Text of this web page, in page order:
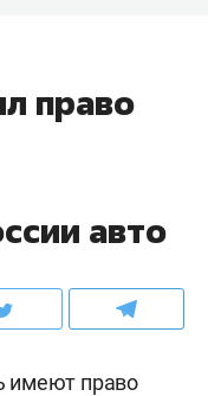
право
авто
имеют право